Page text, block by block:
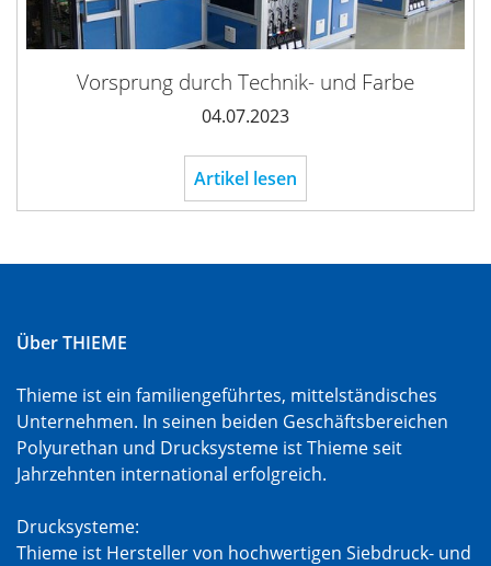
Vorsprung durch Technik- und Farbe
04.07.2023
Artikel lesen
Über THIEME
Thieme ist ein familiengeführtes, mittelständisches
Unternehmen. In seinen beiden Geschäftsbereichen
Polyurethan und Drucksysteme ist Thieme seit
Jahrzehnten international erfolgreich.
Drucksysteme:
Thieme ist Hersteller von hochwertigen Siebdruck- und